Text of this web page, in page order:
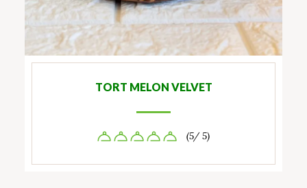
TORT MELON VELVET
(5/ 5)